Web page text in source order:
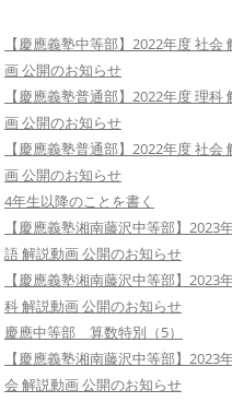
【慶應義塾中等部】2022年度 社会
画 公開のお知らせ
【慶應義塾普通部】2022年度 理科
画 公開のお知らせ
【慶應義塾普通部】2022年度 社会
画 公開のお知らせ
4年生以降のことを書く
【慶應義塾湘南藤沢中等部】2023
語 解説動画 公開のお知らせ
【慶應義塾湘南藤沢中等部】2023
科 解説動画 公開のお知らせ
慶應中等部 算数特別（5）
【慶應義塾湘南藤沢中等部】2023
会 解説動画 公開のお知らせ